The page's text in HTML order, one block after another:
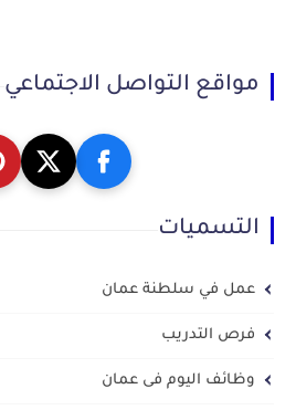
مواقع التواصل الاجتماعي
التسميات
عمل في سلطنة عمان
فرص التدريب
وظائف اليوم فى عمان